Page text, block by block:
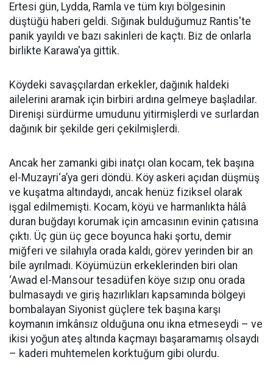
Ertesi gün, Lydda, Ramla ve tüm kıyı bölgesinin
düştüğü haberi geldi. Sığınak bulduğumuz Rantis'te
panik yayıldı ve bazı sakinleri de kaçtı. Biz de onlarla
birlikte Karawa'ya gittik.
Köydeki savaşçılardan erkekler, dağınık haldeki
ailelerini aramak için birbiri ardına gelmeye başladılar.
Direnişi sürdürme umudunu yitirmişlerdi ve surlardan
dağınık bir şekilde geri çekilmişlerdi.
Ancak her zamanki gibi inatçı olan kocam, tek başına
el-Muzayri‘a’ya geri döndü. Köy askeri açıdan düşmüş
ve kuşatma altındaydı, ancak henüz fiziksel olarak
işgal edilmemişti. Kocam, köyü ve harmanlıkta hâlâ
duran buğdayı korumak için amcasının evinin çatısına
çıktı. Üç gün üç gece boyunca haki şortu, demir
miğferi ve silahıyla orada kaldı, görev yerinden bir an
bile ayrılmadı. Köyümüzün erkeklerinden biri olan
‘Awad el-Mansour tesadüfen köye sızıp onu orada
bulmasaydı ve giriş hazırlıkları kapsamında bölgeyi
bombalayan Siyonist güçlere tek başına karşı
koymanın imkânsız olduğuna onu ikna etmeseydi – ve
ikisi yoğun ateş altında kaçmayı başaramamış olsaydı
– kaderi muhtemelen korktuğum gibi olurdu.